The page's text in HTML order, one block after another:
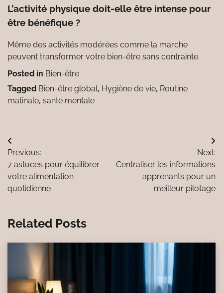
L’activité physique doit-elle être intense pour
être bénéfique ?
Même des activités modérées comme la marche
peuvent transformer votre bien-être sans contrainte.
Posted in Bien-être
Tagged Bien-être global, Hygiène de vie, Routine
matinale, santé mentale
Navigation
de
l’article
Previous:
7 astuces pour équilibrer
votre alimentation
quotidienne
Next:
Centraliser les informations
apprenants pour un
meilleur pilotage
Related Posts